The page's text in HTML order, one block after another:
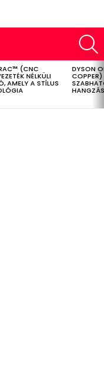
(CNC
NÉLKÜLI
AMELY A STÍLUS
DYSON
COPPER)